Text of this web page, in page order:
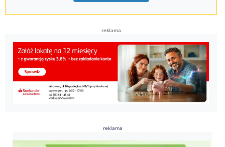
reklama
reklama